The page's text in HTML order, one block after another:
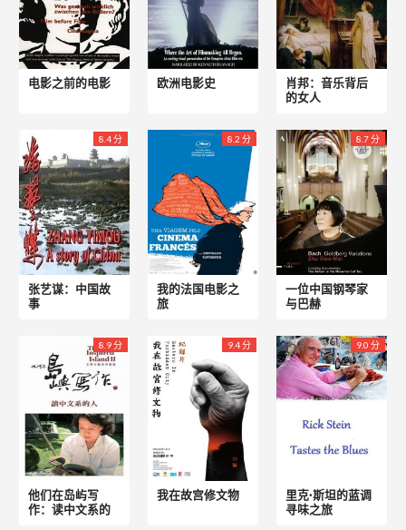
电影之前的电影 欧洲电影史
肖邦：音乐背后
的女人
8.4 分
张艺谋：中国故
事
8.2 分
我的法国电影之
旅
8.7 分
一位中国钢琴家
与巴赫
8.9 分
他们在岛屿写
作：读中文系的
9.4 分
我在故宫修文物
9.0 分
里克·斯坦的蓝调
寻味之旅